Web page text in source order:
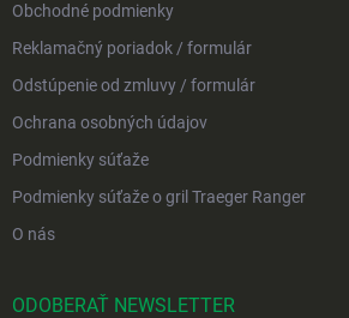
Obchodné podmienky
Reklamačný poriadok / formulár
Odstúpenie od zmluvy / formulár
Ochrana osobných údajov
Podmienky súťaže
Podmienky súťaže o gril Traeger Ranger
O nás
ODOBERAŤ NEWSLETTER